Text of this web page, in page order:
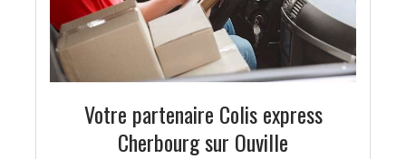
Votre partenaire Colis express
Cherbourg sur Ouville